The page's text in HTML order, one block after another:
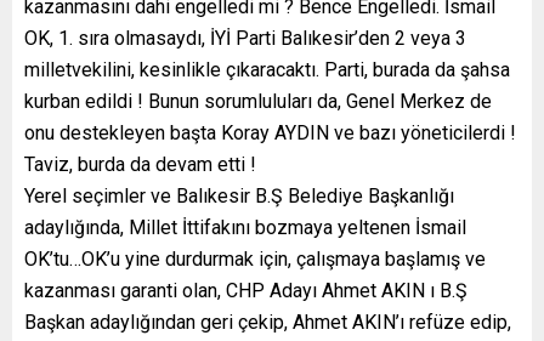
kazanmasını dahi engelledi mi ? Bence Engelledi. İsmail
OK, 1. sıra olmasaydı, İYİ Parti Balıkesir’den 2 veya 3
milletvekilini, kesinlikle çıkaracaktı. Parti, burada da şahsa
kurban edildi ! Bunun sorumluluları da, Genel Merkez de
onu destekleyen başta Koray AYDIN ve bazı yöneticilerdi !
Taviz, burda da devam etti !
Yerel seçimler ve Balıkesir B.Ş Belediye Başkanlığı
adaylığında, Millet İttifakını bozmaya yeltenen İsmail
OK’tu…OK’u yine durdurmak için, çalışmaya başlamış ve
kazanması garanti olan, CHP Adayı Ahmet AKIN ı B.Ş
Başkan adaylığından geri çekip, Ahmet AKIN’ı refüze edip,